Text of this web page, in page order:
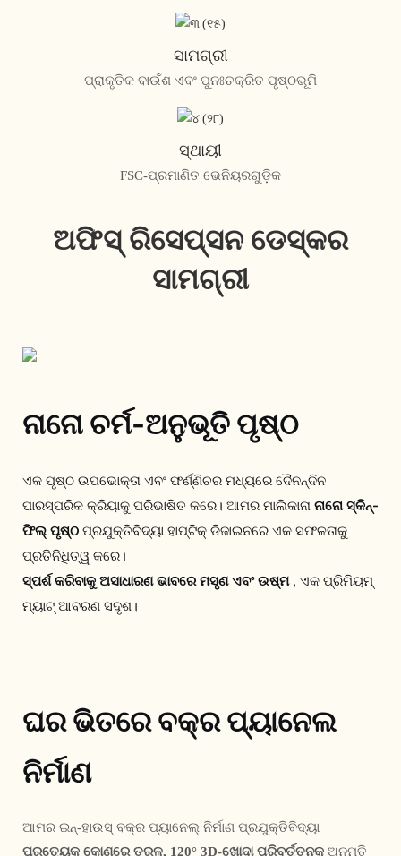
ସାମଗ୍ରୀ
ପ୍ରାକୃତିକ ବାଉଁଶ ଏବଂ ପୁନଃଚକ୍ରିତ ପୃଷ୍ଠଭୂମି
ସ୍ଥାୟୀ
FSC-ପ୍ରମାଣିତ ଭେନିୟରଗୁଡ଼ିକ
ଅଫିସ୍ ରିସେପ୍ସନ ଡେସ୍କର
ସାମଗ୍ରୀ
ନାନୋ ଚର୍ମ-ଅନୁଭୂତି ପୃଷ୍ଠ
ଏକ ପୃଷ୍ଠ ଉପଭୋକ୍ତା ଏବଂ ଫର୍ଣ୍ଣିଚର ମଧ୍ୟରେ ଦୈନନ୍ଦିନ
ପାରସ୍ପରିକ କ୍ରିୟାକୁ ପରିଭାଷିତ କରେ। ଆମର ମାଲିକାନା ନାନୋ ସ୍କିନ୍-
ଫିଲ୍ ପୃଷ୍ଠ ପ୍ରଯୁକ୍ତିବିଦ୍ୟା ହାପ୍ଟିକ୍ ଡିଜାଇନରେ ଏକ ସଫଳତାକୁ
ପ୍ରତିନିଧିତ୍ୱ କରେ।
ସ୍ପର୍ଶ କରିବାକୁ ଅସାଧାରଣ ଭାବରେ ମସୃଣ ଏବଂ ଉଷ୍ମ , ଏକ ପ୍ରିମିୟମ୍
ମ୍ୟାଟ୍ ଆବରଣ ସଦୃଶ।
ଘର ଭିତରେ ବକ୍ର ପ୍ୟାନେଲ
ନିର୍ମାଣ
ପ୍ରତ୍ୟେକ କୋଣରେ ତରଳ, 120° 3D-ଖୋଦା ପରିବର୍ତ୍ତନକୁ ଅନୁମତି